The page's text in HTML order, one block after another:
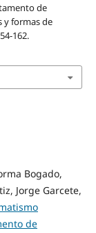
de
y formas de
162.
Bogado,
Jorge Garcete,
de